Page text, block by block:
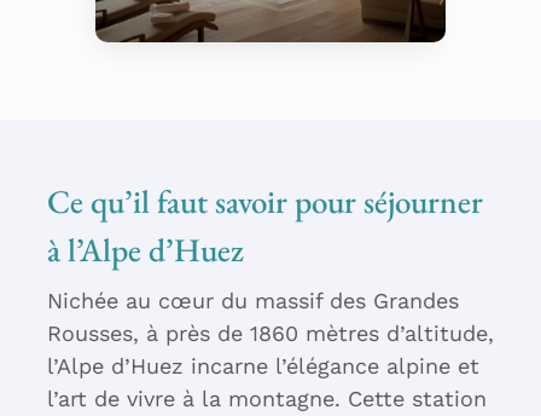
Ce qu’il faut savoir pour séjourner
à l’Alpe d’Huez
Nichée au cœur du massif des Grandes
Rousses, à près de 1860 mètres d’altitude,
l’Alpe d’Huez incarne l’élégance alpine et
l’art de vivre à la montagne. Cette station